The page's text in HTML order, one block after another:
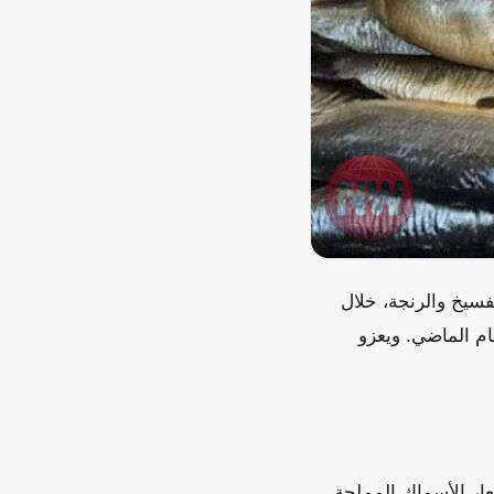
والرنجة، خلال
الماضي. ويعزو